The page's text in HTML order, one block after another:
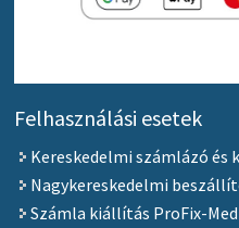
Felhasználási esetek
Kereskedelmi számlázó
Nagykereskedelmi
Számla kiállítás ProFix-